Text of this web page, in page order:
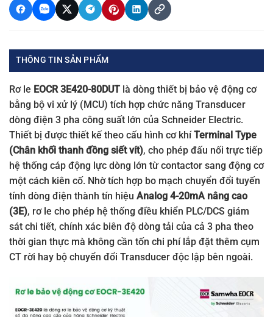
THÔNG TIN SẢN PHẨM
Rơ le EOCR 3E420-80DUT là dòng thiết bị bảo vệ động cơ
bằng bộ vi xử lý (MCU) tích hợp chức năng Transducer
dòng điện 3 pha công suất lớn của Schneider Electric.
Thiết bị được thiết kế theo cấu hình cơ khíTerminal Type
(Chân khối thanh đồng siết vít), cho phép đấu nối trực tiếp
hệ thống cáp động lực dòng lớn từ contactor sang động cơ
một cách kiên cố. Nhờ tích hợp bo mạch chuyển đổi tuyến
tính dòng điện thành tín hiệu Analog 4-20mA nâng cao
(3E), rơ le cho phép hệ thống điều khiển PLC/DCS giám
sát chi tiết, chính xác biên độ dòng tải của cả 3 pha theo
thời gian thực mà không cần tốn chi phí lắp đặt thêm cụm
CT rời hay bộ chuyển đổi Transducer độc lập bên ngoài.